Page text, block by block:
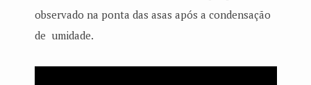
observado na ponta das asas após a condensação
de umidade.